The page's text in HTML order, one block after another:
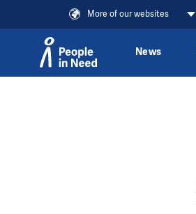
More of our websites
News